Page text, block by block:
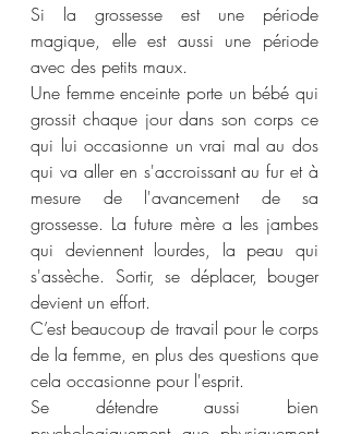
Si la grossesse est une période
magique, elle est aussi une période
avec des petits maux.
Une femme enceinte porte un bébé qui
grossit chaque jour dans son corps ce
qui lui occasionne un vrai mal au dos
qui va aller en s'accroissant au fur et à
mesure de l'avancement de sa
grossesse. La future mère a les jambes
qui deviennent lourdes, la peau qui
s'assèche. Sortir, se déplacer, bouger
devient un effort.
C’est beaucoup de travail pour le corps
de la femme, en plus des questions que
cela occasionne pour l'esprit.
Se détendre aussi bien